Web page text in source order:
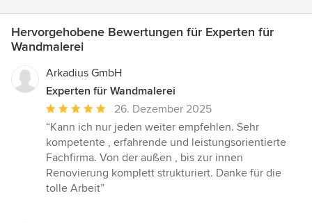
Hervorgehobene Bewertungen für Experten für
Wandmalerei
Arkadius GmbH
Experten für Wandmalerei
Durchschnittliche
Bewertung:
5
von
5
Sternen
26. Dezember 2025
“Kann ich nur jeden weiter empfehlen. Sehr
kompetente , erfahrende und leistungsorientierte
Fachfirma. Von der außen , bis zur innen
Renovierung komplett strukturiert. Danke für die
tolle Arbeit”